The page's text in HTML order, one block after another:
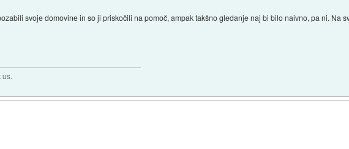
svoje domovine in so ji priskočili na pomoč, ampak takšno gledanje naj bi bilo naivno, pa ni. Na
us.